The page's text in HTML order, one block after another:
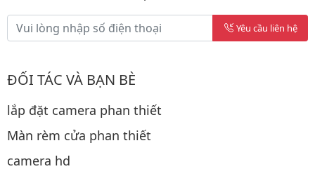
Yêu cầu liên hệ
ĐỐI TÁC VÀ BẠN BÈ
lắp đặt camera phan thiết
Màn rèm cửa phan thiết
camera hd